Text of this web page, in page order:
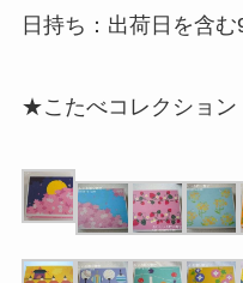
日持ち：出荷日を含む
★こたべコレクション